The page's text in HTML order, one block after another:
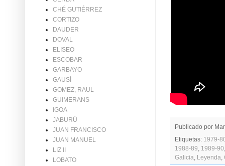
Publicado por
Etiquetas: 1979-
1988-89, 1989-90
Galicia, Leyenda,
CHÉ GUTIÉRREZ
CORTIZO
DAUDER
DOVAL
ELISEO
ESCOBAR
GARBAYO
GAUSÍ
GOMEZ, RAUL
GUIMERANS
IGOA
JABURÚ
JUAN FRANCISCO
JUAN MANUEL
LIZ II
LOBATO